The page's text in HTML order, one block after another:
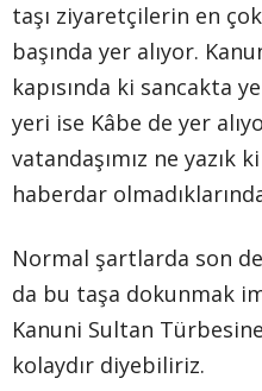
taşı ziyaretçilerin en
başında yer alıyor.
kapısında ki sancakta
yeri ise Kâbe de yer
vatandaşımız ne yazık
haberdar
Normal şartlarda son
da bu taşa dokunmak
Kanuni Sultan
kolaydır diyebiliriz.